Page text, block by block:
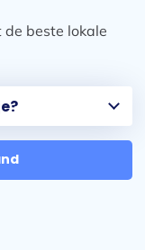
de beste lokale